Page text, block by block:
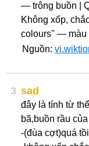
— trông buồn |
Không xốp,
colours'' — màu
Nguồn:
3 sad
đây là tính từ
bã,buồn rầu
-(đùa cợt)quá